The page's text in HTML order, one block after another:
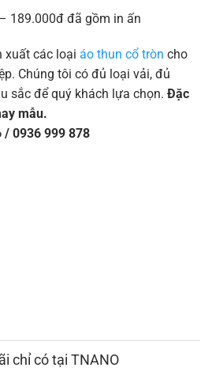
189.000đ đã gồm in ấn
xuất các loại áo thun cổ tròn cho
Chúng tôi có đủ loại vải, đủ
sắc để quý khách lựa chọn. Đặc
mẫu.
0936 999 878
chỉ có tại TNANO